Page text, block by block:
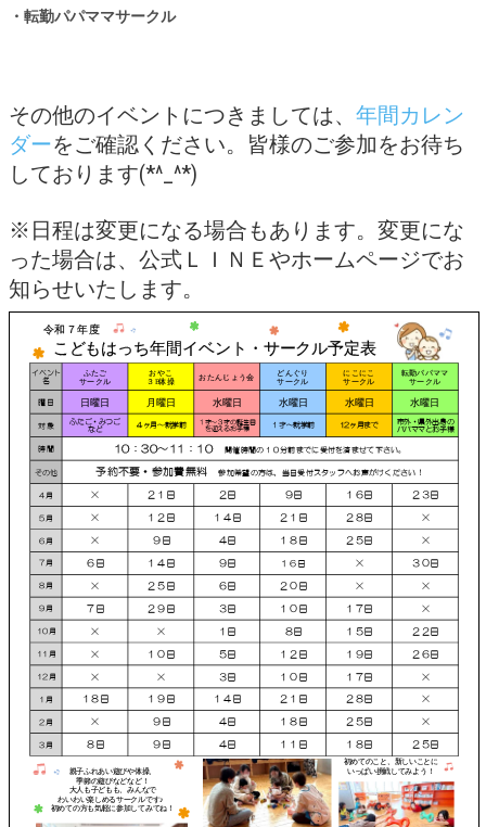
・転勤パパママサークル
その他のイベントにつきましては、 年間カレン
ダーをご確認ください。皆様のご参加をお待ち
しております(*^_^*)
※日程は変更になる場合もあります。変更にな
った場合は、公式ＬＩＮＥやホームページでお
知らせいたします。